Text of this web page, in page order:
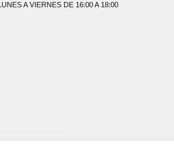
A VIERNES DE 16:00 A 18:00